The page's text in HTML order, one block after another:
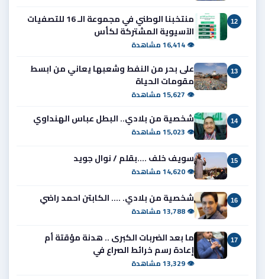
12
منتخبنا الوطني في مجموعة الـ 16 للتصفيات
الآسيوية المشتركة لكأس
👁 16,414 مشاهدة
13
على بحر من النفط وشعبها يعاني من ابسط
مقومات الحياة
👁 15,627 مشاهدة
14 شخصية من بلادي.. البطل عباس الهنداوي
👁 15,023 مشاهدة
15 سويف خلف ....بقلم / نوال جويد
👁 14,620 مشاهدة
16 شخصية من بلادي. .... الكابتن احمد راضي
👁 13,788 مشاهدة
17
ما بعد الضربات الكبرى .. هدنة مؤقتة أم
إعادة رسم خرائط الصراع في
👁 13,329 مشاهدة